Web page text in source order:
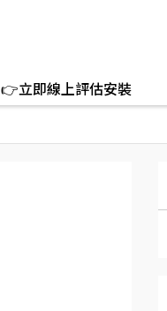
👉立即線上評估安裝